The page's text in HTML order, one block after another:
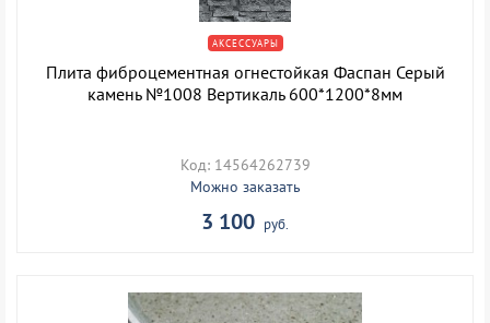
АКСЕССУАРЫ
Плита фиброцементная огнестойкая Фаспан Серый
камень №1008 Вертикаль 600*1200*8мм
Код: 14564262739
Можно заказать
3 100 руб.